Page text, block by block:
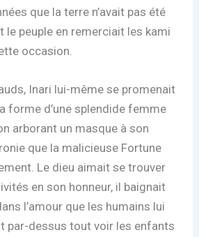
que la terre n’avait pas été
le peuple en remerciait les kami
occasion.
Inari lui-même se promenait
forme d’une splendide femme
arborant un masque à son
que la malicieuse Fortune
Le dieu aimait se trouver
en son honneur, il baignait
l’amour que les humains lui
par-dessus tout voir les enfants